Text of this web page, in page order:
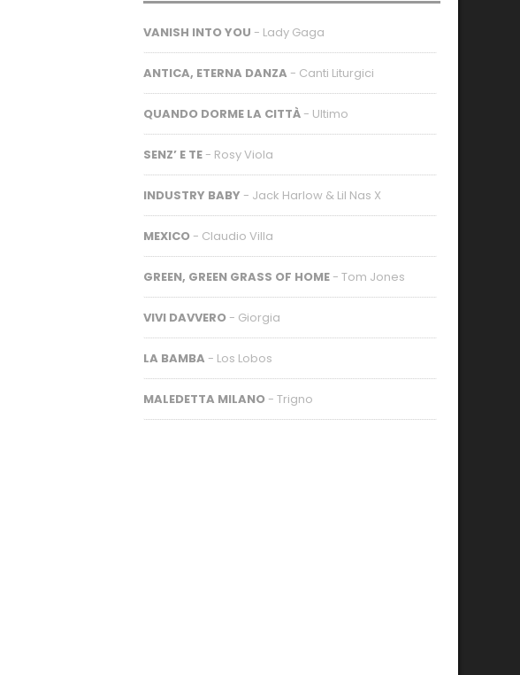
VANISH INTO YOU - Lady Gaga
ANTICA, ETERNA DANZA - Canti Liturgici
QUANDO DORME LA CITTÀ - Ultimo
SENZ’ E TE - Rosy Viola
INDUSTRY BABY - Jack Harlow & Lil Nas X
MEXICO - Claudio Villa
GREEN, GREEN GRASS OF HOME - Tom Jones
VIVI DAVVERO - Giorgia
LA BAMBA - Los Lobos
MALEDETTA MILANO - Trigno